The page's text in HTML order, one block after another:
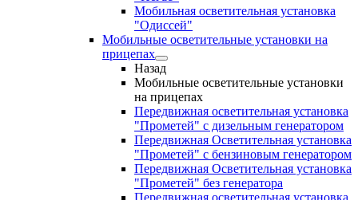
Мобильная осветительная установка
"Одиссей"
Мобильные осветительные установки на
прицепах
Назад
Мобильные осветительные установки
на прицепах
Передвижная осветительная установка
"Прометей" с дизельным генератором
Передвижная Осветительная установка
"Прометей" с бензиновым генератором
Передвижная Осветительная установка
"Прометей" без генератора
Передвижная осветительная установка